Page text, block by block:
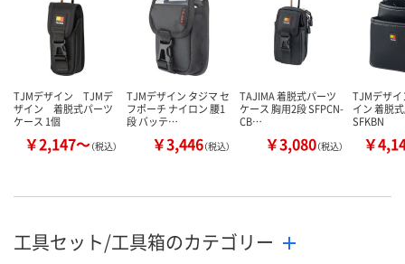
TJMデザイン TJMデ
ザイン 着脱式パーツ
ケース 1個
￥2,147～（税込）
TJMデザイン タジマ セ
フポーチ ナイロン 腰1
段 バッテ…
￥3,446（税込）
TAJIMA 着脱式パーツ
ケース 胸用2段 SFPCN-
CB…
￥3,080（税込）
TJMデザ
イン 着脱
SFKBN
￥
工具セット/工具箱のカテゴリー